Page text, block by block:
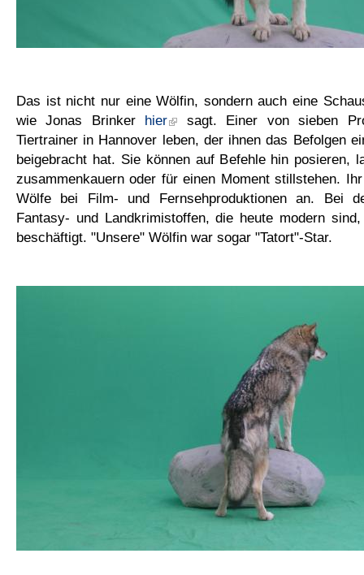
Das ist nicht nur eine Wölfin, sondern auch eine
wie Jonas Brinker hier
sagt. Einer von sieben
Tiertrainer in Hannover leben, der ihnen das Befolgen
beigebracht hat. Sie können auf Befehle hin posieren,
zusammenkauern oder für einen Moment stillstehen.
Wölfe bei Film- und Fernsehproduktionen an. Bei
Fantasy- und Landkrimistoffen, die heute modern
beschäftigt. "Unsere" Wölfin war sogar "Tatort"-Star.